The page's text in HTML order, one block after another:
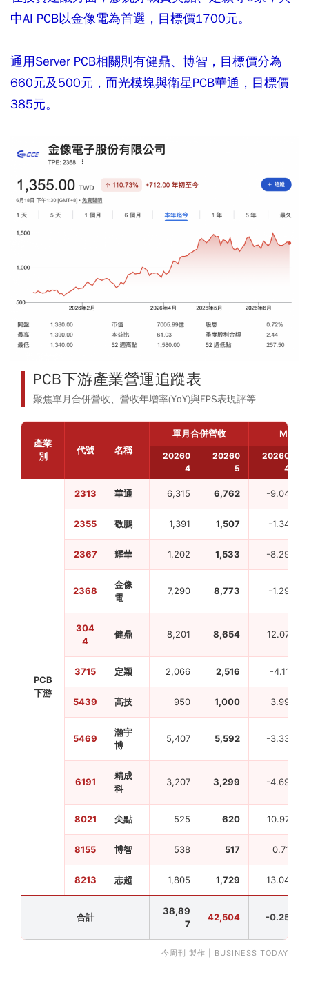
中AI PCB以金像電為首選，目標價1700元。
通用Server PCB相關則有健鼎、博智，目標價分為
660元及500元，而光模塊與衛星PCB華通，目標價
385元。
PCB下游產業營運追蹤表
聚焦單月合併營收、營收年增率(YoY)與EPS表現評等
產業
別
代號 名稱
單月合併營收 MoM
20260
4
20260
5
20260
4
PCB
下游
2313 華通 6,315 6,762 -9.04
2355 敬鵬 1,391 1,507 -1.34
2367 耀華 1,202 1,533 -8.29
2368
金像
電
7,290 8,773 -1.29
304
4
健鼎 8,201 8,654 12.07
3715 定穎 2,066 2,516 -4.11
5439 高技 950 1,000 3.99
5469
瀚宇
博
5,407 5,592 -3.33
6191
精成
科
3,207 3,299 -4.69
8021 尖點 525 620 10.97
8155 博智 538 517 0.71
8213 志超 1,805 1,729 13.04
合計
38,89
7
42,504 -0.25
今周刊 製作 | BUSINESS TODAY